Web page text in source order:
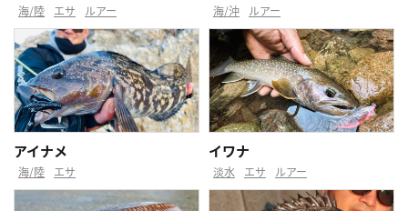
海/陸 エサ ルアー 海/沖 ルアー
アイナメ
海/陸 エサ
イワナ
淡水 エサ ルアー